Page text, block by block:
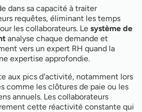
dans sa capacité à traiter
requêtes, éliminant les temps
les collaborateurs. Le système de
analyse chaque demande et
vers un expert RH quand la
expertise approfondie.
aux pics d'activité, notamment lors
comme les clôtures de paie ou les
annuels. Les collaborateurs
cette réactivité constante qui